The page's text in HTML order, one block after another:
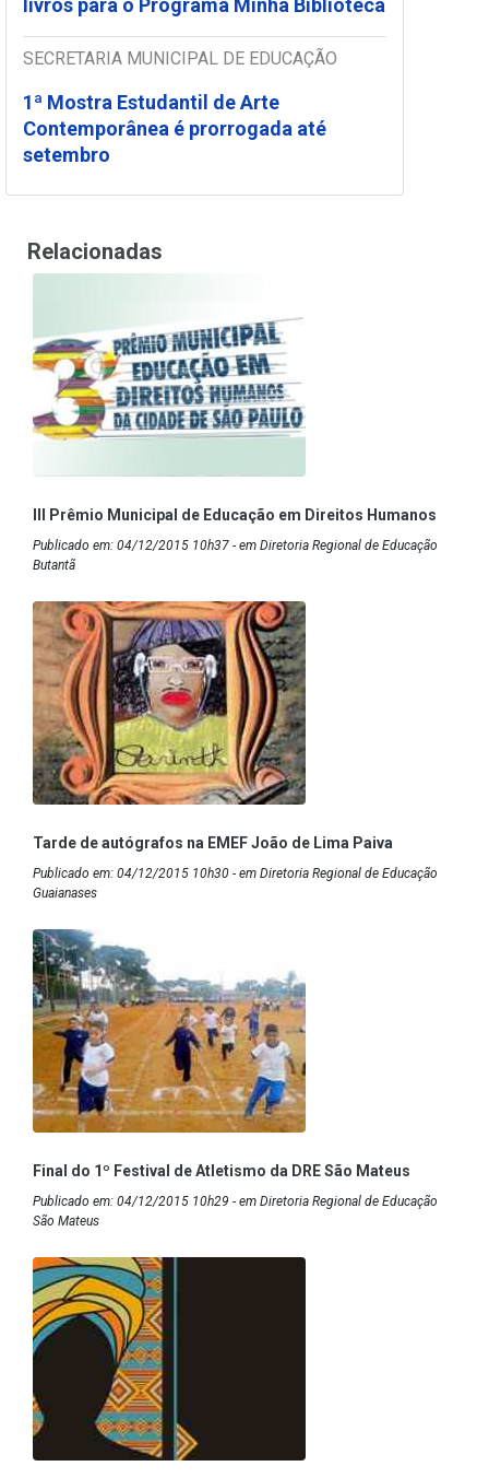
livros para o Programa Minha Biblioteca
SECRETARIA MUNICIPAL DE EDUCAÇÃO
1ª Mostra Estudantil de Arte
Contemporânea é prorrogada até
setembro
Relacionadas
III Prêmio Municipal de Educação em Direitos Humanos
Publicado em: 04/12/2015 10h37 - em Diretoria Regional de Educação
Butantã
Tarde de autógrafos na EMEF João de Lima Paiva
Publicado em: 04/12/2015 10h30 - em Diretoria Regional de Educação
Guaianases
Final do 1º Festival de Atletismo da DRE São Mateus
Publicado em: 04/12/2015 10h29 - em Diretoria Regional de Educação
São Mateus